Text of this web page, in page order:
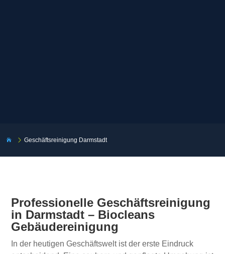
 5Geschäftsreinigung Darmstadt
Professionelle Geschäftsreinigung
in Darmstadt – Biocleans
Gebäudereinigung
In der heutigen Geschäftswelt ist der erste Eindruck